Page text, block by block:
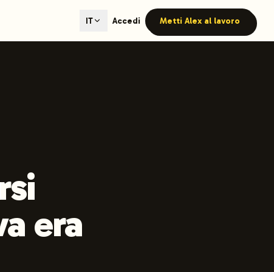
content generation with GEO optimization built-in.
IT Accedi Metti Alex al lavoro
era